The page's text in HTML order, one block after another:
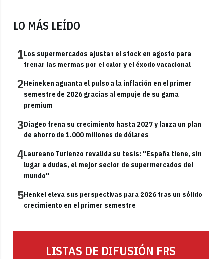
LO MÁS LEÍDO
1Los supermercados ajustan el stock en agosto para
frenar las mermas por el calor y el éxodo vacacional
2Heineken aguanta el pulso a la inflación en el primer
semestre de 2026 gracias al empuje de su gama
premium
3Diageo frena su crecimiento hasta 2027 y lanza un plan
de ahorro de 1.000 millones de dólares
4Laureano Turienzo revalida su tesis: "España tiene, sin
lugar a dudas, el mejor sector de supermercados del
mundo"
5Henkel eleva sus perspectivas para 2026 tras un sólido
crecimiento en el primer semestre
LISTAS DE DIFUSIÓN FRS